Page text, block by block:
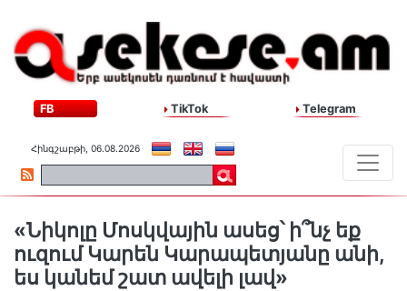
FB TikTok Telegram
Հինգշաբթի, 06.08.2026
«Նիկոլը Մոսկվային ասեց՝ ի՞նչ եք
ուզում Կարեն Կարապետյանը անի,
ես կանեմ շատ ավելի լավ»